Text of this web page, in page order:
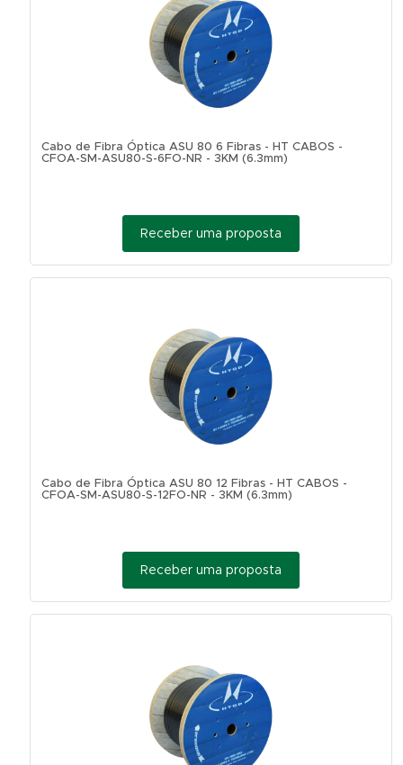
Cabo de Fibra Óptica ASU 80 6 Fibras - HT CABOS -
CFOA-SM-ASU80-S-6FO-NR - 3KM (6.3mm)
Receber uma proposta
Cabo de Fibra Óptica ASU 80 12 Fibras - HT CABOS -
CFOA-SM-ASU80-S-12FO-NR - 3KM (6.3mm)
Receber uma proposta